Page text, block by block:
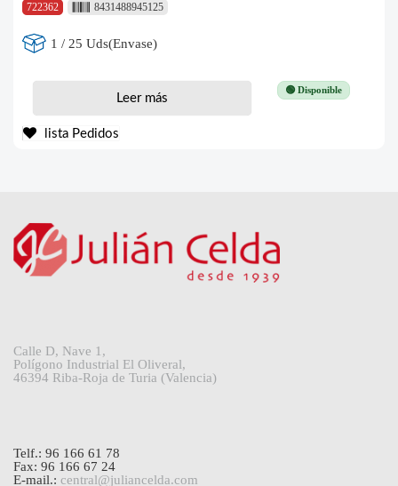
722362
8431488945125
1 / 25 Uds(Envase)
🟢 Disponible
Leer más
lista Pedidos
Calle D, Nave 1,
Polígono Industrial El Oliveral,
46394 Riba-Roja de Turia (Valencia)
Telf.: 96 166 61 78
Fax: 96 166 67 24
E-mail.: central@juliancelda.com